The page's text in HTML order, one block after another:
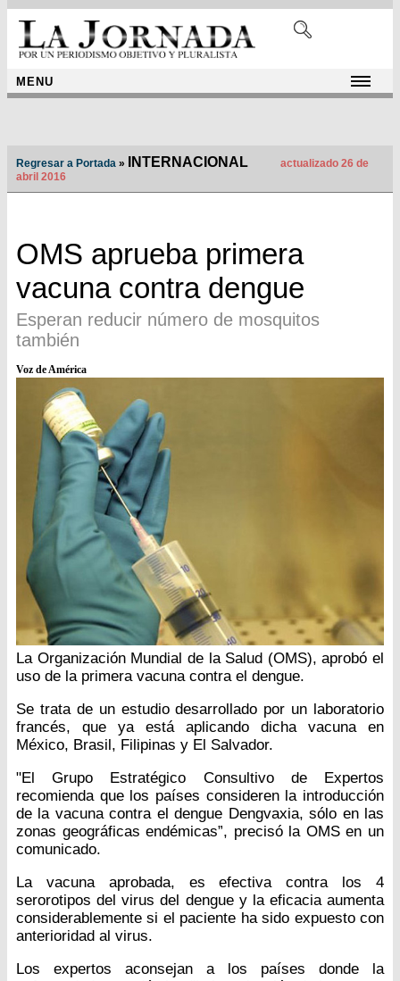
MENU
Regresar a Portada » INTERNACIONAL
actualizado 26 de
abril 2016
OMS aprueba primera
vacuna contra dengue
Esperan reducir número de mosquitos
también
Voz de América
La Organización Mundial de la Salud (OMS), aprobó el
uso de la primera vacuna contra el dengue.
Se trata de un estudio desarrollado por un laboratorio
francés, que ya está aplicando dicha vacuna en
México, Brasil, Filipinas y El Salvador.
"El Grupo Estratégico Consultivo de Expertos
recomienda que los países consideren la introducción
de la vacuna contra el dengue Dengvaxia, sólo en las
zonas geográficas endémicas”, precisó la OMS en un
comunicado.
La vacuna aprobada, es efectiva contra los 4
serorotipos del virus del dengue y la eficacia aumenta
considerablemente si el paciente ha sido expuesto con
anterioridad al virus.
Los expertos aconsejan a los países donde la